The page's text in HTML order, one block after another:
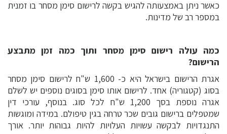
כאשר ניתן באמצעותה להגיש בקשה לרישום סימן מסחר בו זמנית
במספר רב של מדינות.
כמה עולה רישום סימן מסחר ותוך כמה זמן מתבצע
הרישום?
אגרת הרישום בישראל היא כ- 1,600 ש"ח לרישום סימן מסחר
בסוג (קטגוריה) אחד. לרישום אותו סימן בסוגים נוספים יש לשלם
אגרה נוספת בסך 1,200 ש"ח לכל סוג. בנוסף, עורכי דין
שמטפלים ברישום גובים שכר טרחה בגין טיפולם. במידה ומוגשות
התנגדויות לבקשה עשויות העלויות להיות גבוהות יותר. אורך